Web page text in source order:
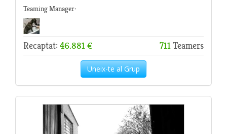
Teaming Manager:
Recaptat: 46.881 € 711Teamers
Uneix-te al Grup